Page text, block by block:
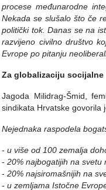
procese međunarodne
Nekada se slušalo što če
politički tok. Danas se na
razvijeno civilno društvo
Evrope po pitanju
Za globalizaciju socijalne
Jagoda Milidrag-Šmid,
sindikata Hrvatske govorila
Nejednaka raspodela
- u više od 100 zemalja
- 20% najbogatijih na svetu
- 20% najsiromašnijih na
- u zemljama Istočne